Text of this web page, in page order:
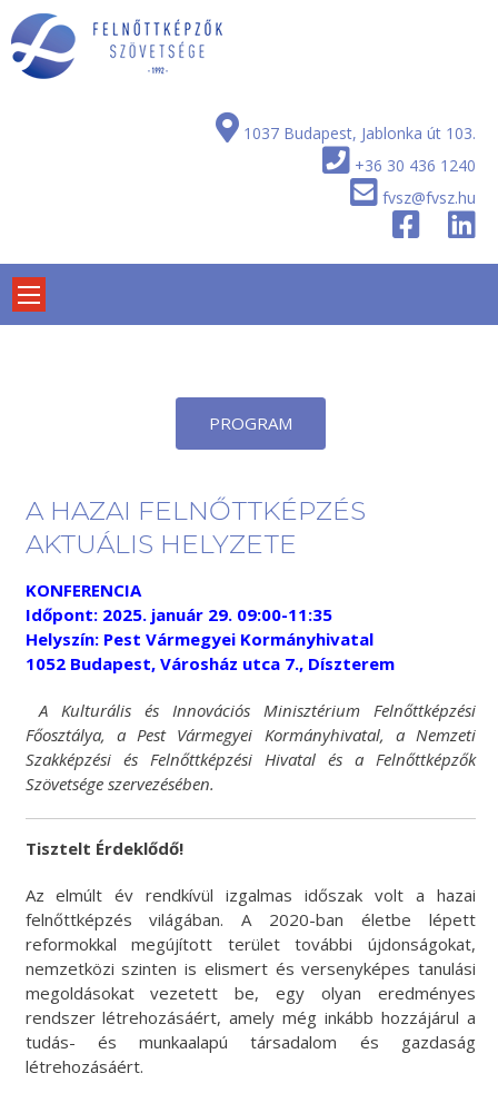
Skip
to
content
1037 Budapest, Jablonka út 103.
+36 30 436 1240
fvsz@fvsz.hu
PROGRAM
A HAZAI FELNŐTTKÉPZÉS
AKTUÁLIS HELYZETE
KONFERENCIA
Időpont: 2025. január 29. 09:00-11:35
Helyszín: Pest Vármegyei Kormányhivatal
1052 Budapest, Városház utca 7., Díszterem
A Kulturális és Innovációs Minisztérium Felnőttképzési
Főosztálya, a Pest Vármegyei Kormányhivatal, a Nemzeti
Szakképzési és Felnőttképzési Hivatal és a Felnőttképzők
Szövetsége szervezésében.
Tisztelt Érdeklődő!
Az elmúlt év rendkívül izgalmas időszak volt a hazai
felnőttképzés világában. A 2020-ban életbe lépett
reformokkal megújított terület további újdonságokat,
nemzetközi szinten is elismert és versenyképes tanulási
megoldásokat vezetett be, egy olyan eredményes
rendszer létrehozásáért, amely még inkább hozzájárul a
tudás- és munkaalapú társadalom és gazdaság
létrehozásáért.